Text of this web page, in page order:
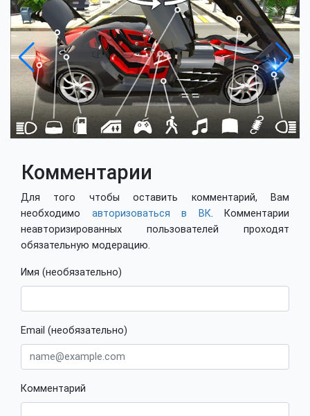
Комментарии
Для того чтобы оставить комментарий, Вам
необходимо авторизоваться в ВК. Комментарии
неавторизированных пользователей проходят
обязательную модерацию.
Имя (необязательно)
Email (необязательно)
Комментарий